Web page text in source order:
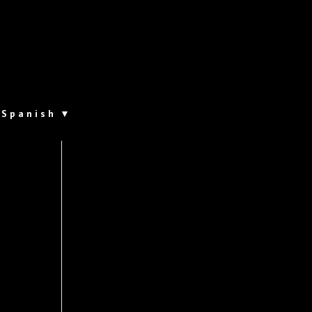
Spanish ▼